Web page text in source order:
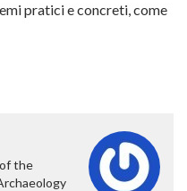
pratici e concreti, come
the